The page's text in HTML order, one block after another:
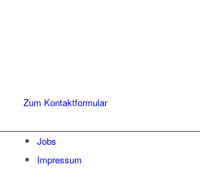
Zum Kontaktformular
Jobs
Impressum